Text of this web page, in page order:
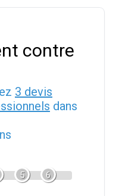
contre
3 devis
dans
5 6